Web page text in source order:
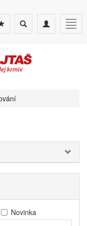
Toggle
navigation
Toggle
search
Novinka